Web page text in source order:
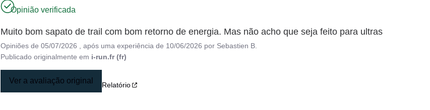
Opinião verificada
Muito bom sapato de trail com bom retorno de energia. Mas não acho que seja feito para ultras
Opiniões de05/07/2026 , após uma experiência de 10/06/2026 por Sebastien B.
Publicado originalmente em i-run.fr (fr)
Ver a avaliação original Relatório